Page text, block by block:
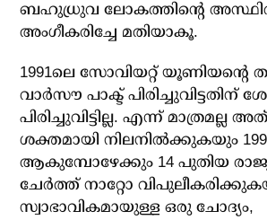
ബഹുധ്രുവ ലോകത്തിന്റെ
അംഗീകരിച്ചേ മതിയാകൂ.
1991ലെ സോവിയറ്റ് യൂണിയന്റെ
വാര്‍സൗ പാക്ട് പിരിച്ചുവിട്ടതിന്
പിരിച്ചുവിട്ടില്ല. എന്ന്
ശക്തമായി നിലനില്‍ക്കുകയും
ആകുമ്പോഴേക്കും 14 പുതിയ
ചേര്‍ത്ത് നാറ്റോ
സ്വാഭാവികമായുള്ള ഒരു ചോദ്യം,